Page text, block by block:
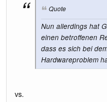
Quote
Nun allerdings hat
einen betroffenen
dass es sich bei
Hardwareproblem
vs.